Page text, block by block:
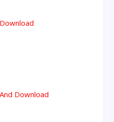
Download